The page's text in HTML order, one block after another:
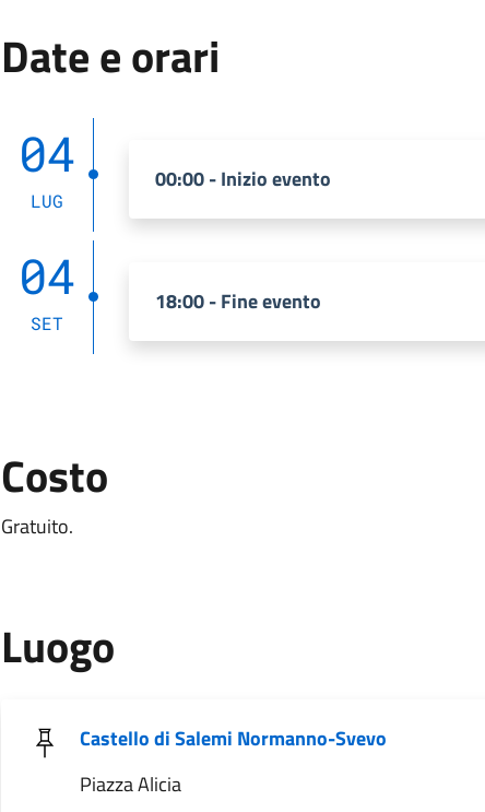
Date e orari
04
LUG
00:00 - Inizio evento
04
SET
18:00 - Fine evento
Costo
Gratuito.
Luogo
Castello di Salemi Normanno-Svevo
Piazza Alicia